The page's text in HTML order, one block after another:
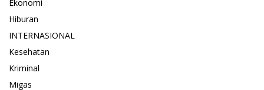
Ekonomi
Hiburan
INTERNASIONAL
Kesehatan
Kriminal
Migas